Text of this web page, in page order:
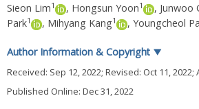
Sieon Lim1 , Hongsun Yoon1 , Junwoo
Park1 , Mihyang Kang1 , Youngcheol
Author Information & Copyright ▼
Received: Sep 12, 2022; Revised: Oct 11, 2022;
Published Online: Dec 31, 2022